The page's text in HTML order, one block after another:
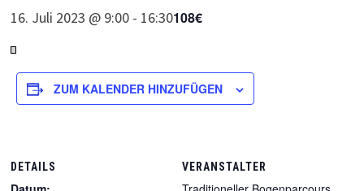
16. Juli 2023 @ 9:00- 16:30108€
ZUM KALENDER HINZUFÜGEN
DETAILS VERANSTALTER